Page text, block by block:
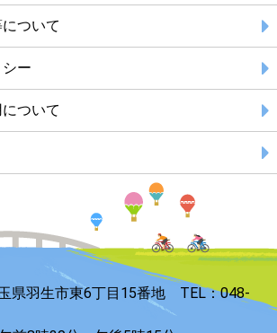
ついて
ー
ついて
県羽生市東6丁目15番地 TEL：048-